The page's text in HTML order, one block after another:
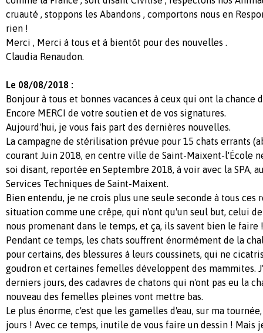
cruauté , stoppons les Abandons , comportons nous en
rien !
Merci , Merci à tous et à bientôt pour des nouvelles .
Claudia Renaudon.
Le 08/08/2018 :
Bonjour à tous et bonnes vacances à ceux qui ont la chance
Encore MERCI de votre soutien et de vos signatures.
Aujourd'hui, je vous fais part des dernières nouvelles.
La campagne de stérilisation prévue pour 15 chats errants
courant Juin 2018, en centre ville de Saint-Maixent-l'École
soi disant, reportée en Septembre 2018, à voir avec la SPA,
Services Techniques de Saint-Maixent.
Bien entendu, je ne crois plus une seule seconde à tous ces
situation comme une crêpe, qui n'ont qu'un seul but, celui
nous promenant dans le temps, et ça, ils savent bien le faire
Pendant ce temps, les chats souffrent énormément de la
pour certains, des blessures à leurs coussinets, qui ne
goudron et certaines femelles développent des mammites.
derniers jours, des cadavres de chatons qui n'ont pas eu la
nouveau des femelles pleines vont mettre bas.
Le plus énorme, c'est que les gamelles d'eau, sur ma
jours ! Avec ce temps, inutile de vous faire un dessin ! Mais